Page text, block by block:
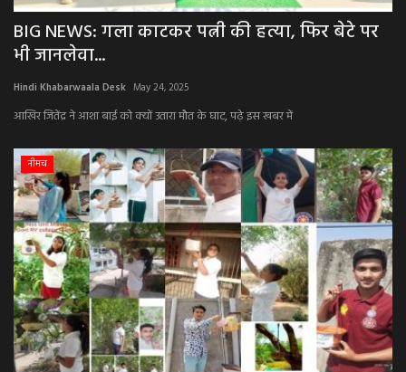
व्यापार व्यवसाय
राजनीती
अपराध
मनोरंजन
खेल
एजुकेशन & करियर
हेल्थ & लाइफ स्टाइल
वीडियो
BIG NEWS: गला काटकर पत्नी की हत्या, फिर बेटे पर
भी जानलेवा...
Hindi Khabarwaala Desk May 24, 2025
आखिर जितेंद्र ने आशा बाई को क्यों उतारा मौत के घाट, पढ़े इस खबर में
नीमच